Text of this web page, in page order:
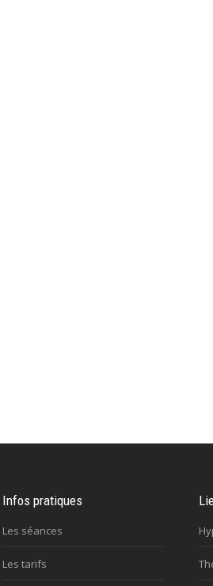
Infos pratiques
Les séances
Les tarifs